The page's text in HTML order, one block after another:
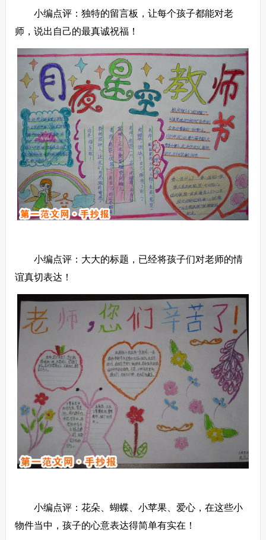
小编点评：独特的留言板，让每个孩子都能对老
师，说出自己的最真诚祝福！
小编点评：大大的标题，已经将孩子们对老师的情
谊真切表达！
小编点评：花朵、蝴蝶、小苹果、爱心，在这些小
物件当中，孩子的心意表达得简单有实在！